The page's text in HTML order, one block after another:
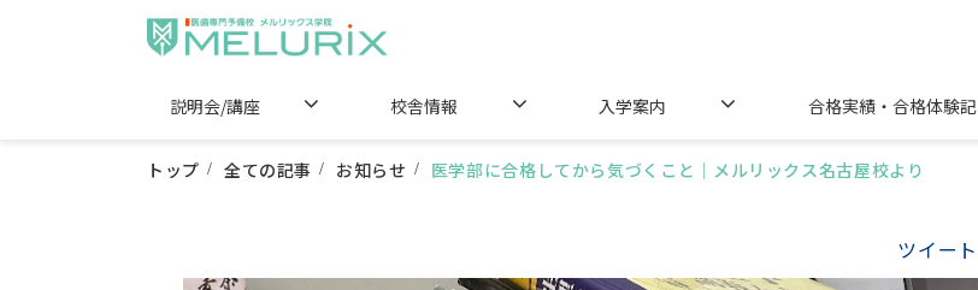
説明会/講座 校舎情報 入学案内 合格実績・合格体験記
トップ 全ての記事 お知らせ 医学部に合格してから気づくこと｜メルリックス名古屋校より
ツイート